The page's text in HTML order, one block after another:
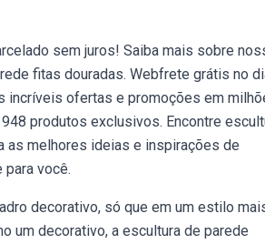
sem juros! Saiba mais sobre
fitas douradas. Webfrete grátis no
incríveis ofertas e promoções em
produtos exclusivos. Encontre
as melhores ideias e inspirações de
você.
decorativo, só que em um estilo
um decorativo, a escultura de parede